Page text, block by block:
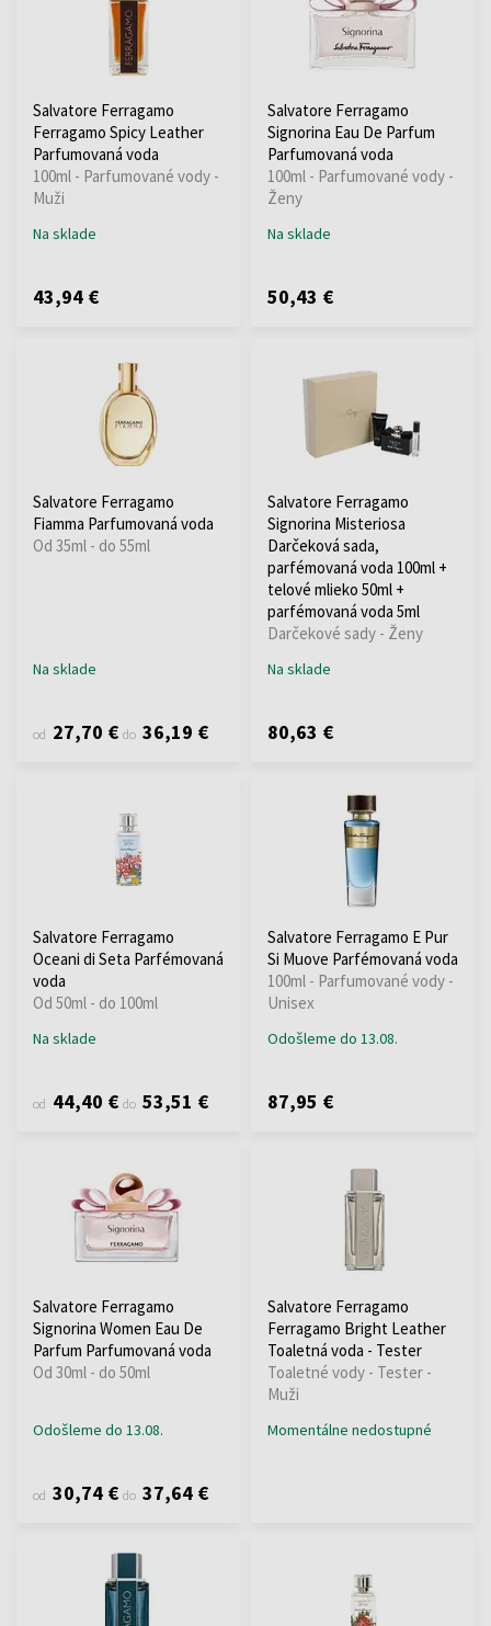
Salvatore Ferragamo
Ferragamo Spicy Leather
Parfumovaná voda
100ml - Parfumované vody -
Muži
Na sklade
43,94 €
Salvatore Ferragamo
Signorina Eau De Parfum
Parfumovaná voda
100ml - Parfumované vody -
Ženy
Na sklade
50,43 €
Salvatore Ferragamo
Fiamma Parfumovaná voda
Od 35ml - do 55ml
Na sklade
od 27,70 € do 36,19 €
Salvatore Ferragamo
Signorina Misteriosa
Darčeková sada,
parfémovaná voda 100ml +
telové mlieko 50ml +
parfémovaná voda 5ml
Darčekové sady - Ženy
Na sklade
80,63 €
Salvatore Ferragamo
Oceani di Seta Parfémovaná
voda
Od 50ml - do 100ml
Na sklade
od 44,40 € do 53,51 €
Salvatore Ferragamo E Pur
Si Muove Parfémovaná voda
100ml - Parfumované vody -
Unisex
Odošleme do 13.08.
87,95 €
Salvatore Ferragamo
Signorina Women Eau De
Parfum Parfumovaná voda
Od 30ml - do 50ml
Odošleme do 13.08.
od 30,74 € do 37,64 €
Salvatore Ferragamo
Ferragamo Bright Leather
Toaletná voda - Tester
Toaletné vody - Tester -
Muži
Momentálne nedostupné